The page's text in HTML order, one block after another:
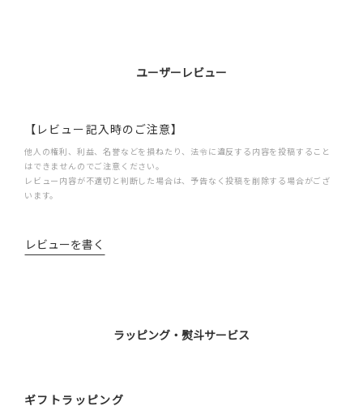
ユーザーレビュー
【レビュー記入時のご注意】
他人の権利、利益、名誉などを損ねたり、法令に違反する内容を投稿すること
はできませんのでご注意ください。
レビュー内容が不適切と判断した場合は、予告なく投稿を削除する場合がござ
います。
レビューを書く
ラッピング・熨斗サービス
ギフトラッピング